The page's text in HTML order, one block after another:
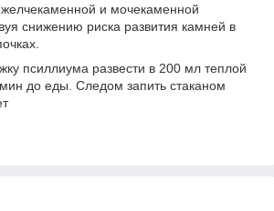
и мочекаменной
снижению риска развития камней в
псиллиума развести в 200 мл теплой
до еды. Следом запить стаканом